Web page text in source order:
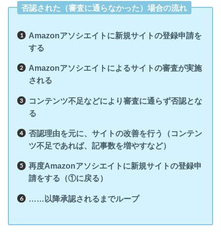
否認された（審査に通らなかった）場合の流れ
Amazonアソシエイトに新規サイトの登録申請を
する
Amazonアソシエイトによるサイトの審査が実施
される
コンテンツ不足などにより審査に通らず否認とな
る
否認理由を元に、サイトの改善を行う（コンテン
ツ不足であれば、記事数を増やすなど）
再度Amazonアソシエイトに新規サイトの登録申
請をする（①に戻る）
……以降承認されるまでループ